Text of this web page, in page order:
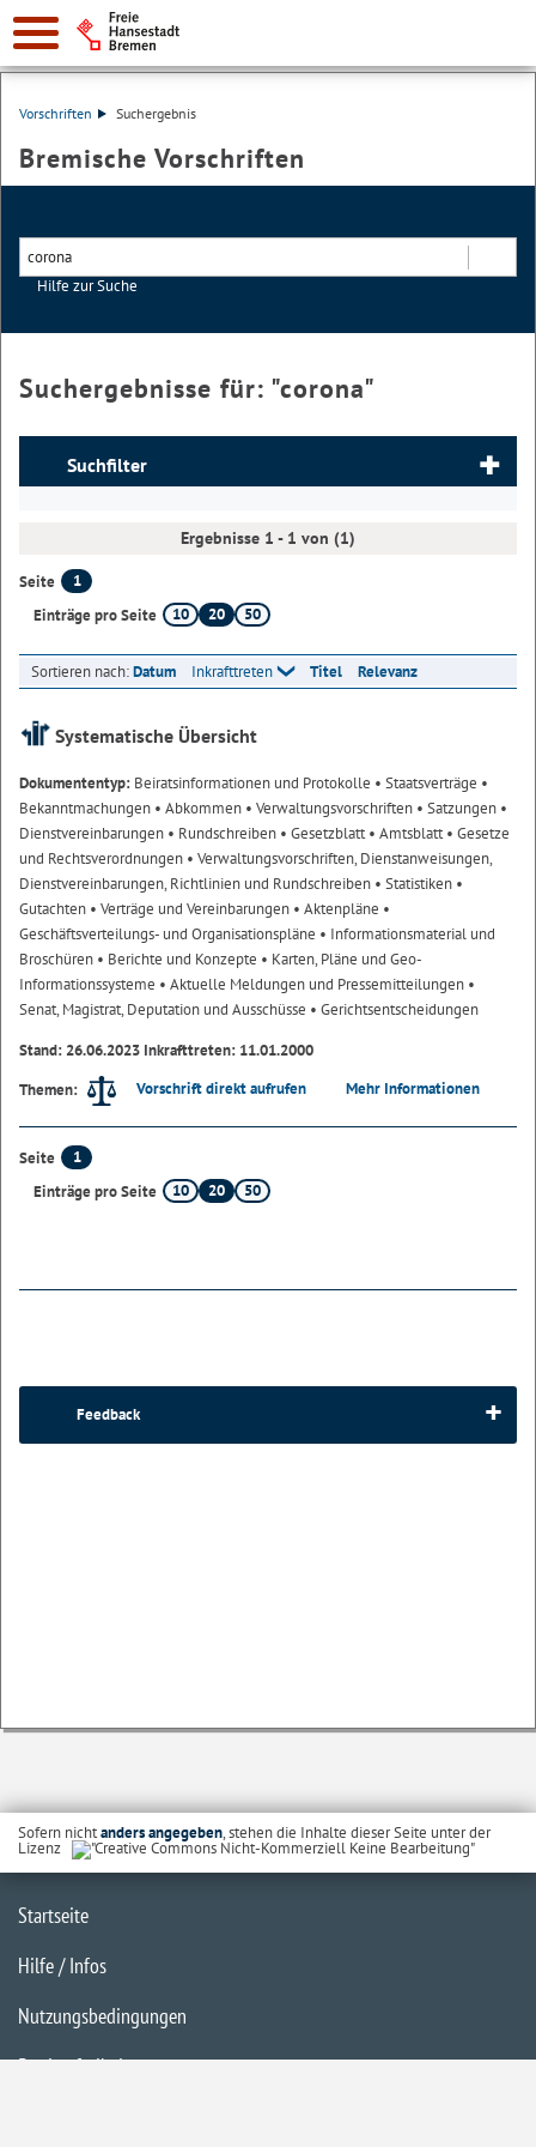
Vorschriften Suchergebnis
Bremische Vorschriften
Hilfe zur Suche
Suchergebnisse für: "corona"
Suchfilter
Ergebnisse 1 - 1 von (1)
Seite
1
Einträge pro Seite
10 20 50
Sortieren nach:Datum Inkrafttreten Titel Relevanz
Systematische Übersicht
Dokumententyp: Beiratsinformationen und Protokolle • Staatsverträge •
Bekanntmachungen • Abkommen • Verwaltungsvorschriften • Satzungen •
Dienstvereinbarungen • Rundschreiben • Gesetzblatt• Amtsblatt• Gesetze
und Rechtsverordnungen • Verwaltungsvorschriften, Dienstanweisungen,
Dienstvereinbarungen, Richtlinien und Rundschreiben • Statistiken •
Gutachten • Verträge und Vereinbarungen • Aktenpläne •
Geschäftsverteilungs- und Organisationspläne • Informationsmaterial und
Broschüren • Berichte und Konzepte • Karten, Pläne und Geo-
Informationssysteme • Aktuelle Meldungen und Pressemitteilungen •
Senat, Magistrat, Deputation und Ausschüsse • Gerichtsentscheidungen
Stand: 26.06.2023 Inkrafttreten: 11.01.2000
Themen:
Vorschrift direkt aufrufen Mehr Informationen
Seite
1
Einträge pro Seite
10 20 50
Feedback
Sofern nichtanders angegeben, stehen die Inhalte dieser Seite unter der
Lizenz
Startseite
Hilfe / Infos
Nutzungsbedingungen
Barrierefreiheit